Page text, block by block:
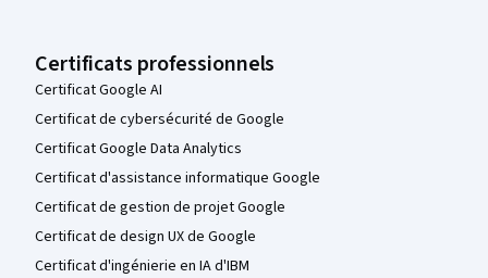
Certificats professionnels
Certificat Google AI
Certificat de cybersécurité de Google
Certificat Google Data Analytics
Certificat d'assistance informatique Google
Certificat de gestion de projet Google
Certificat de design UX de Google
Certificat d'ingénierie en IA d'IBM